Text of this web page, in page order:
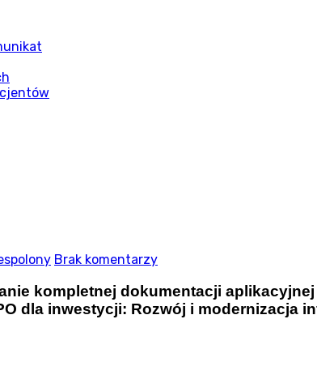
Brak komentarzy
kompletnej dokumentacji
dla inwestycji: Rozwój i modernizacja